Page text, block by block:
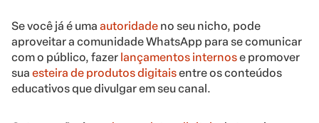
Se você já é uma autoridade no seu nicho, pode
aproveitar a comunidade WhatsApp para se comunicar
com o público, fazer lançamentos internose promover
sua esteira de produtos digitaisentre os conteúdos
educativos que divulgar em seu canal.